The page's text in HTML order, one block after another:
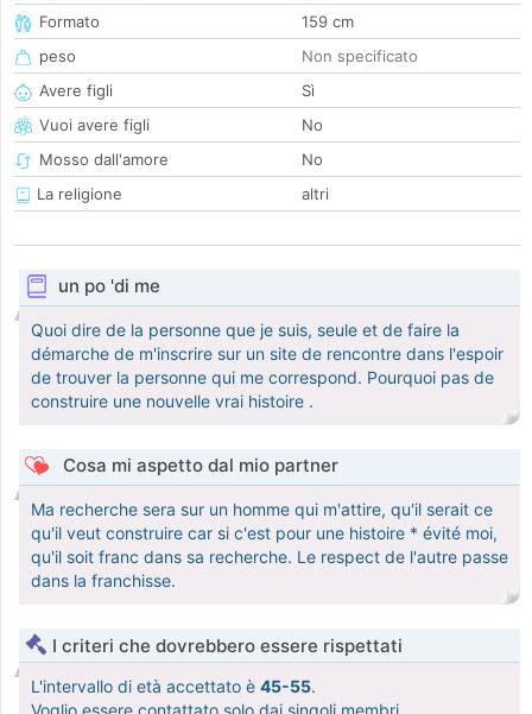
Formato
159 cm
peso
Non specificato
Avere figli
Sì
Vuoi avere figli
No
Mosso dall'amore
No
La religione
altri
un po 'di me
Quoi dire de la personne que je suis, seule et de faire la
démarche de m'inscrire sur un site de rencontre dans l'espoir
de trouver la personne qui me correspond. Pourquoi pas de
construire une nouvelle vrai histoire .
Cosa mi aspetto dal mio partner
Ma recherche sera sur un homme qui m'attire, qu'il serait ce
qu'il veut construire car si c'est pour une histoire * évité moi,
qu'il soit franc dans sa recherche. Le respect de l'autre passe
dans la franchisse.
I criteri che dovrebbero essere rispettati
L'intervallo di età accettato è 45-55.